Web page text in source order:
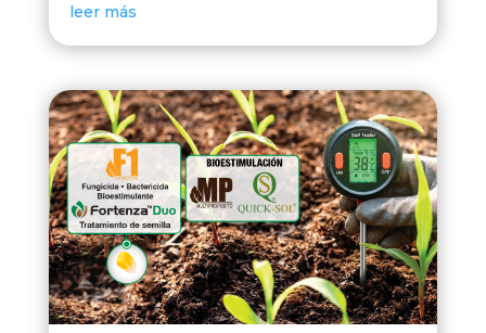
leer más